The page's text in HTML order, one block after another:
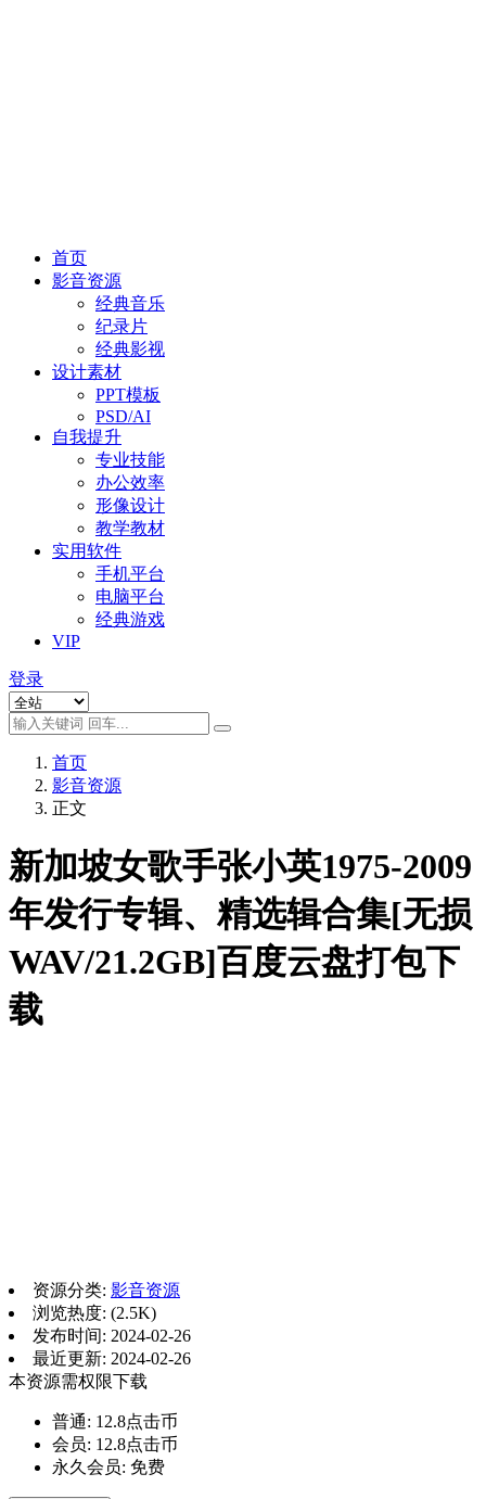
首页
影音资源
经典音乐
纪录片
经典影视
设计素材
PPT模板
PSD/AI
自我提升
专业技能
办公效率
形像设计
教学教材
实用软件
手机平台
电脑平台
经典游戏
VIP
登录
首页
影音资源
正文
新加坡女歌手张小英1975-2009
年发行专辑、精选辑合集[无损
WAV/21.2GB]百度云盘打包下
载
资源分类: 影音资源
浏览热度: (2.5K)
发布时间: 2024-02-26
最近更新: 2024-02-26
本资源需权限下载
普通: 12.8点击币
会员: 12.8点击币
永久会员: 免费